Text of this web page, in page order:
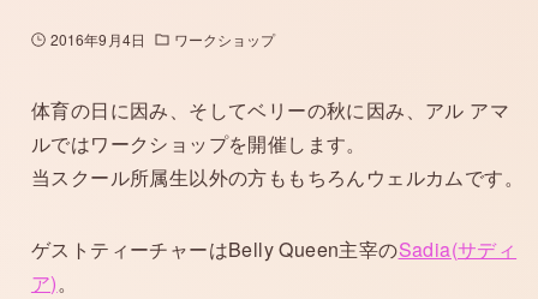
2016年9月4日 ワークショップ
体育の日に因み、そしてベリーの秋に因み、アル アマ
ルではワークショップを開催します。
当スクール所属生以外の方ももちろんウェルカムです。
ゲストティーチャーはBelly Queen主宰のSadia(サディ
ア)。